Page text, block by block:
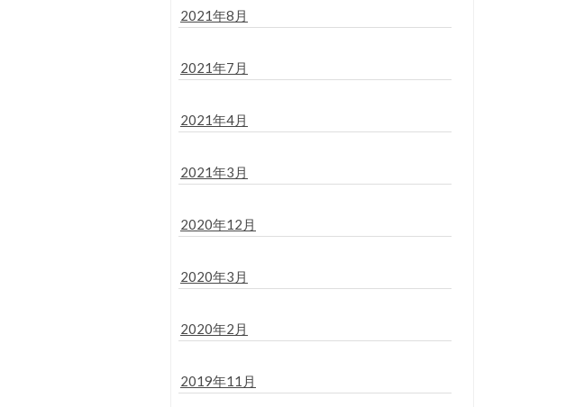
2021年8月
2021年7月
2021年4月
2021年3月
2020年12月
2020年3月
2020年2月
2019年11月